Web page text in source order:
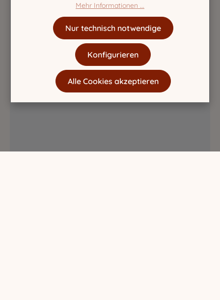
Mehr Informationen ...
Nur technisch notwendige
Konfigurieren
Alle Cookies akzeptieren